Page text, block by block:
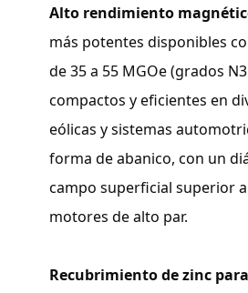
Alto rendimiento
más potentes disponibles
de 35 a 55 MGOe (grados
compactos y eficientes en
eólicas y sistemas
forma de abanico, con un
campo superficial superior
motores de alto par.
Recubrimiento de zinc